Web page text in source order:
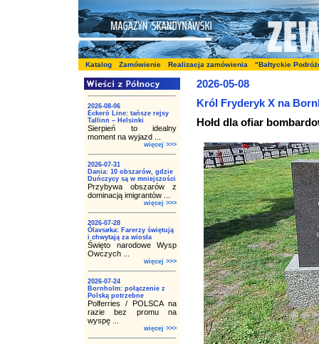
Katalog Zamówienie Realizacja zamówienia "Bałtyckie
2026-08-06
Eckerö Line: tańsze rejsy
Tallinn – Helsinki
Sierpień to idealny
moment na wyjazd ...
więcej >>>
2026-07-31
Dania: 10 obszarów, gdzie
Duńczycy są w mniejszości
Przybywa obszarów z
dominacją imigrantów ...
więcej >>>
2026-07-28
Ólavsøka: Farerzy świętują
i chwytają za wiosła
Święto narodowe Wysp
Owczych ...
więcej >>>
2026-07-24
Bornholm: połączenie z
Polską potrzebne
Polferries / POLSCA na
razie bez promu na
wyspę ...
więcej >>>
2026-05-08
Król Fryderyk X na
Hołd dla ofiar